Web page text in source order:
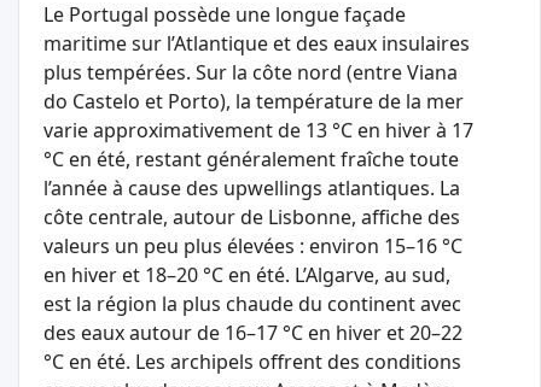
Le Portugal possède une longue façade
maritime sur l’Atlantique et des eaux insulaires
plus tempérées. Sur la côte nord (entre Viana
do Castelo et Porto), la température de la mer
varie approximativement de 13 °C en hiver à 17
°C en été, restant généralement fraîche toute
l’année à cause des upwellings atlantiques. La
côte centrale, autour de Lisbonne, affiche des
valeurs un peu plus élevées : environ 15–16 °C
en hiver et 18–20 °C en été. L’Algarve, au sud,
est la région la plus chaude du continent avec
des eaux autour de 16–17 °C en hiver et 20–22
°C en été. Les archipels offrent des conditions